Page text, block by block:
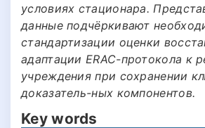
условиях стационара.
данные подчёркивают
стандартизации оценки
адаптации ERAC-протокола к
учреждения при сохранении
доказатель-ных компонентов.
Key words